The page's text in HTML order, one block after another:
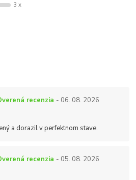
3 x
recenzia - 06. 08. 2026
a dorazil v perfektnom stave.
recenzia - 05. 08. 2026